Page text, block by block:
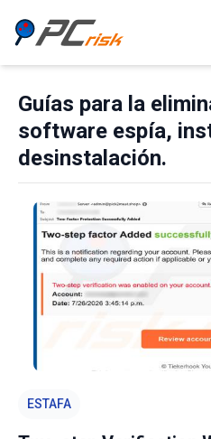
Guías para la
software espía,
desinstalación.
ESTAFA